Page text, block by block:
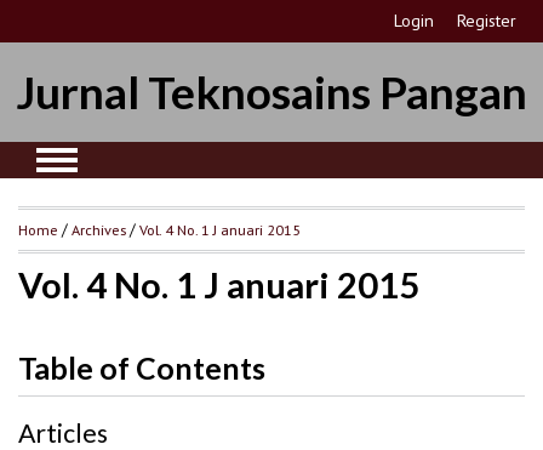
Login Register
Jurnal Teknosains Pangan
Home /Archives/Vol. 4 No. 1 J anuari 2015
Vol. 4 No. 1 J anuari 2015
Table of Contents
Articles